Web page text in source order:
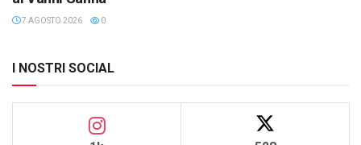
7 AGOSTO 2026 0
I NOSTRI SOCIAL